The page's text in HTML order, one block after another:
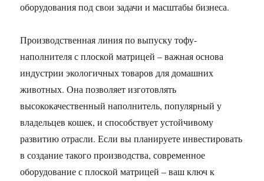
оборудования под свои задачи и масштабы бизнеса.
Производственная линия по выпуску тофу-
наполнителя с плоской матрицей – важная основа
индустрии экологичных товаров для домашних
животных. Она позволяет изготовлять
высококачественный наполнитель, популярный у
владельцев кошек, и способствует устойчивому
развитию отрасли. Если вы планируете инвестировать
в создание такого производства, современное
оборудование с плоской матрицей – ваш ключ к